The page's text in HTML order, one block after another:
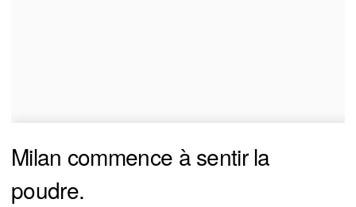
Milan commence à sentir la
poudre.